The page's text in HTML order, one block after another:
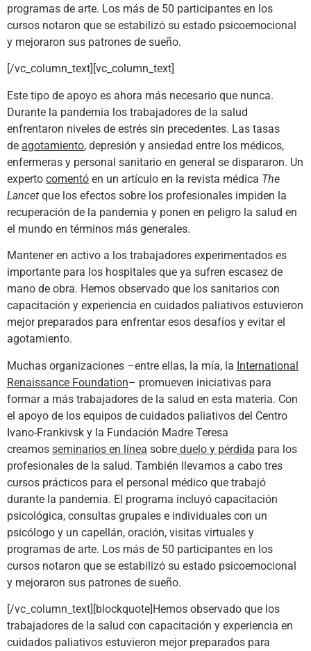
programas de arte. Los más de 50 participantes en los
cursos notaron que se estabilizó su estado psicoemocional
y mejoraron sus patrones de sueño.
[/vc_column_text][vc_column_text]
Este tipo de apoyo es ahora más necesario que nunca.
Durante la pandemia los trabajadores de la salud
enfrentaron niveles de estrés sin precedentes. Las tasas
de agotamiento, depresión y ansiedad entre los médicos,
enfermeras y personal sanitario en general se dispararon. Un
experto comentó en un artículo en la revista médica The
Lancet que los efectos sobre los profesionales impiden la
recuperación de la pandemia y ponen en peligro la salud en
el mundo en términos más generales.
Mantener en activo a los trabajadores experimentados es
importante para los hospitales que ya sufren escasez de
mano de obra. Hemos observado que los sanitarios con
capacitación y experiencia en cuidados paliativos estuvieron
mejor preparados para enfrentar esos desafíos y evitar el
agotamiento.
Muchas organizaciones –entre ellas, la mía, la International
Renaissance Foundation– promueven iniciativas para
formar a más trabajadores de la salud en esta materia. Con
el apoyo de los equipos de cuidados paliativos del Centro
Ivano-Frankivsk y la Fundación Madre Teresa
creamos seminarios en línea sobre duelo y pérdida para los
profesionales de la salud. También llevamos a cabo tres
cursos prácticos para el personal médico que trabajó
durante la pandemia. El programa incluyó capacitación
psicológica, consultas grupales e individuales con un
psicólogo y un capellán, oración, visitas virtuales y
programas de arte. Los más de 50 participantes en los
cursos notaron que se estabilizó su estado psicoemocional
y mejoraron sus patrones de sueño.
[/vc_column_text][blockquote]Hemos observado que los
trabajadores de la salud con capacitación y experiencia en
cuidados paliativos estuvieron mejor preparados para